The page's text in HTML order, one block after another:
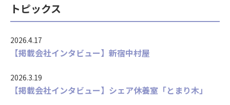
トピックス
2026.4.17
【掲載会社インタビュー】新宿中村屋
2026.3.19
【掲載会社インタビュー】シェア休養室「とまり木」